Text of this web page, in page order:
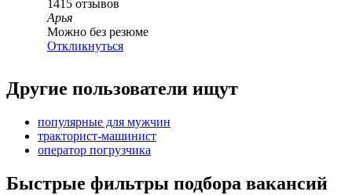
1415 отзывов
Арья
Можно без резюме
Откликнуться
Другие пользователи ищут
популярные для мужчин
тракторист-машинист
оператор погрузчика
Быстрые фильтры подбора вакансий